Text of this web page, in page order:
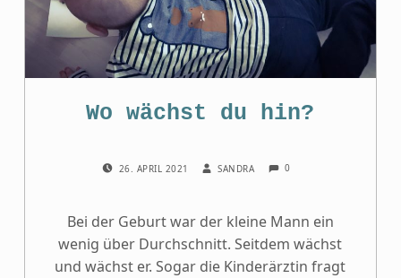
Wo wächst du hin?
26. APRIL 2021 SANDRA 0
Bei der Geburt war der kleine Mann ein
wenig über Durchschnitt. Seitdem wächst
und wächst er. Sogar die Kinderärztin fragt